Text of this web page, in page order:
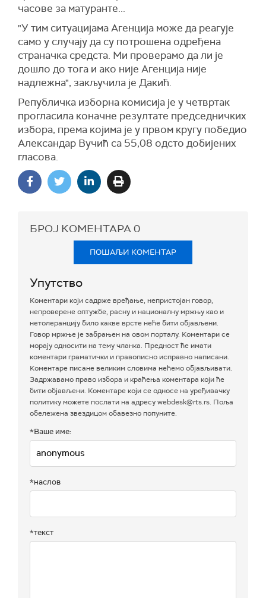
часове за матуранте...
"У тим ситуацијама Агенција може да реагује
само у случају да су потрошена одређена
страначка средста. Ми проверамо да ли је
дошло до тога и ако није Агенција није
надлежна", закључила је Дакић.
Републичка изборна комисија је у четвртак
прогласила коначне резултате председничких
избора, према којима је у првом кругу победио
Александар Вучић са 55,08 одсто добијених
гласова.
БРОЈ КОМЕНТАРА0
ПОШАЉИ КОМЕНТАР
Упутство
Коментари који садрже вређање, непристојан говор,
непроверене оптужбе, расну и националну мржњу као и
нетолеранцију било какве врсте неће бити објављени.
Говор мржње је забрањен на овом порталу. Коментари се
морају односити на тему чланка. Предност ће имати
коментари граматички и правописно исправно написани.
Коментаре писане великим словима нећемо објављивати.
Задржавамо право избора и краћења коментара који ће
бити објављени. Коментаре који се односе на уређивачку
политику можете послати на адресу webdesk@rts.rs. Поља
обележена звездицом обавезно попуните.
*Ваше име:
*наслов
*текст